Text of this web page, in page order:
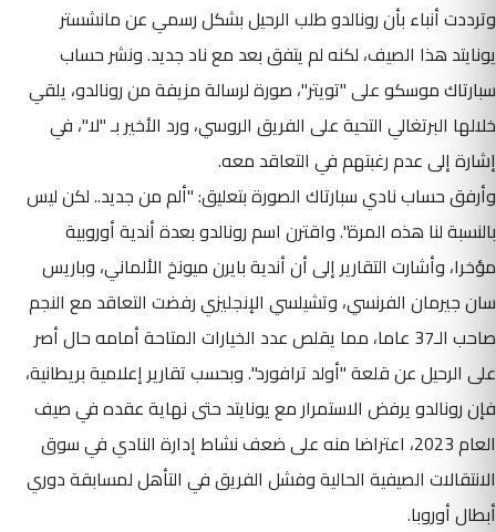
وترددت أنباء بأن رونالدو طلب الرحيل بشكل رسمي عن مانشستر
يونايتد هذا الصيف، لكنه لم يتفق بعد مع ناد جديد. ونشر حساب
سبارتاك موسكو على "تويتر"، صورة لرسالة مزيفة من رونالدو، يلقي
خلالها البرتغالي التحية على الفريق الروسي، ورد الأخير بـ "لا"، في
إشارة إلى عدم رغبتهم في التعاقد معه.
وأرفق حساب نادي سبارتاك الصورة بتعليق: "ألم من جديد.. لكن ليس
بالنسبة لنا هذه المرة". واقترن اسم رونالدو بعدة أندية أوروبية
مؤخرا، وأشارت التقارير إلى أن أندية بايرن ميونخ الألماني، وباريس
سان جيرمان الفرنسي، وتشيلسي الإنجليزي رفضت التعاقد مع النجم
صاحب الـ37 عاما، مما يقلص عدد الخيارات المتاحة أمامه حال أصر
على الرحيل عن قلعة "أولد ترافورد". وبحسب تقارير إعلامية بريطانية،
فإن رونالدو يرفض الاستمرار مع يونايتد حتى نهاية عقده في صيف
العام 2023، اعتراضا منه على ضعف نشاط إدارة النادي في سوق
الانتقالات الصيفية الحالية وفشل الفريق في التأهل لمسابقة دوري
أبطال أوروبا.